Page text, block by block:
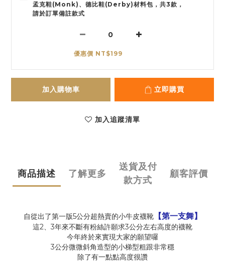
孟克鞋(Monk)、德比鞋(Derby)材料包，共3款，
請於訂單備註款式
優惠價 NT$199
加入購物車 立即購買
加入追蹤清單
商品描述 了解更多
送貨及付
款方式
顧客評價
自從出了第一版5公分超熱賣的小牛皮襪靴【第一支舞】
這2、3年來不斷有粉絲許願求3公分左右高度的襪靴
今年終於來實現大家的願望囉
3公分微微斜角造型的小梯型粗跟非常穩
除了有一點點高度很讚